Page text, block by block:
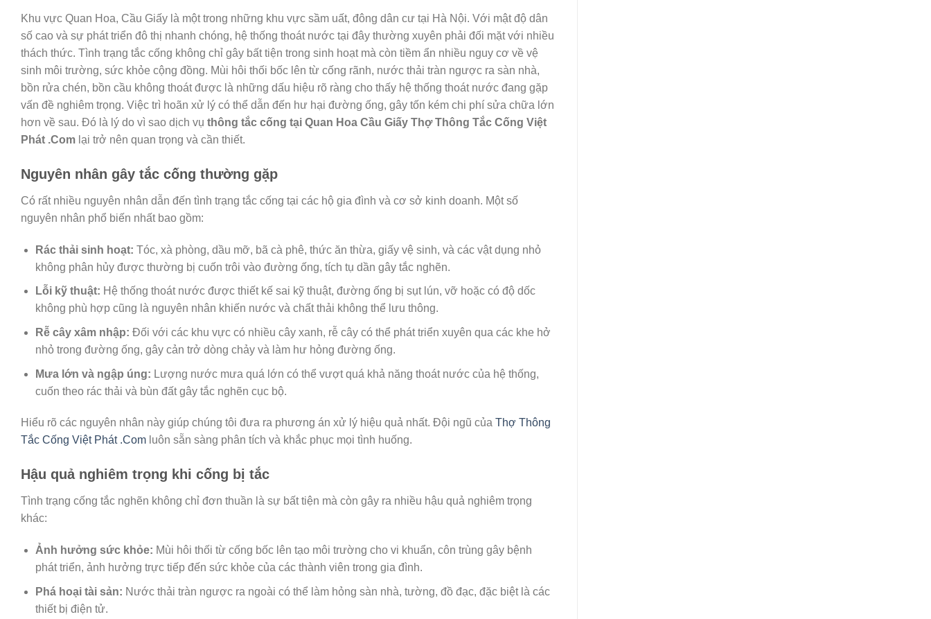
Khu vực Quan Hoa, Cầu Giấy là một trong những khu vực sầm uất, đông dân cư tại Hà Nội. Với mật độ dân
số cao và sự phát triển đô thị nhanh chóng, hệ thống thoát nước tại đây thường xuyên phải đối mặt với nhiều
thách thức. Tình trạng tắc cống không chỉ gây bất tiện trong sinh hoạt mà còn tiềm ẩn nhiều nguy cơ về vệ
sinh môi trường, sức khỏe cộng đồng. Mùi hôi thối bốc lên từ cống rãnh, nước thải tràn ngược ra sàn nhà,
bồn rửa chén, bồn cầu không thoát được là những dấu hiệu rõ ràng cho thấy hệ thống thoát nước đang gặp
vấn đề nghiêm trọng. Việc trì hoãn xử lý có thể dẫn đến hư hại đường ống, gây tốn kém chi phí sửa chữa lớn
hơn về sau. Đó là lý do vì sao dịch vụ thông tắc cống tại Quan Hoa Cầu Giấy Thợ Thông Tắc Cống Việt
Phát .Com lại trở nên quan trọng và cần thiết.
Nguyên nhân gây tắc cống thường gặp
Có rất nhiều nguyên nhân dẫn đến tình trạng tắc cống tại các hộ gia đình và cơ sở kinh doanh. Một số
nguyên nhân phổ biến nhất bao gồm:
Rác thải sinh hoạt: Tóc, xà phòng, dầu mỡ, bã cà phê, thức ăn thừa, giấy vệ sinh, và các vật dụng nhỏ
không phân hủy được thường bị cuốn trôi vào đường ống, tích tụ dần gây tắc nghẽn.
Lỗi kỹ thuật: Hệ thống thoát nước được thiết kế sai kỹ thuật, đường ống bị sụt lún, vỡ hoặc có độ dốc
không phù hợp cũng là nguyên nhân khiến nước và chất thải không thể lưu thông.
Rễ cây xâm nhập: Đối với các khu vực có nhiều cây xanh, rễ cây có thể phát triển xuyên qua các khe hở
nhỏ trong đường ống, gây cản trở dòng chảy và làm hư hỏng đường ống.
Mưa lớn và ngập úng: Lượng nước mưa quá lớn có thể vượt quá khả năng thoát nước của hệ thống,
cuốn theo rác thải và bùn đất gây tắc nghẽn cục bộ.
Hiểu rõ các nguyên nhân này giúp chúng tôi đưa ra phương án xử lý hiệu quả nhất. Đội ngũ của Thợ Thông
Tắc Cống Việt Phát .Com luôn sẵn sàng phân tích và khắc phục mọi tình huống.
Hậu quả nghiêm trọng khi cống bị tắc
Tình trạng cống tắc nghẽn không chỉ đơn thuần là sự bất tiện mà còn gây ra nhiều hậu quả nghiêm trọng
khác:
Ảnh hưởng sức khỏe: Mùi hôi thối từ cống bốc lên tạo môi trường cho vi khuẩn, côn trùng gây bệnh
phát triển, ảnh hưởng trực tiếp đến sức khỏe của các thành viên trong gia đình.
Phá hoại tài sản: Nước thải tràn ngược ra ngoài có thể làm hỏng sàn nhà, tường, đồ đạc, đặc biệt là các
thiết bị điện tử.